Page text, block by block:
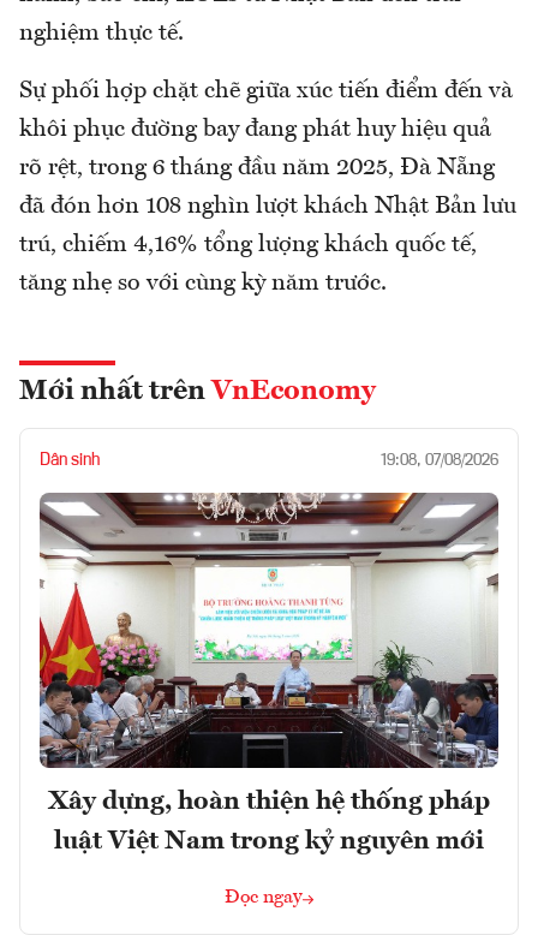
nghiệm thực tế.
Sự phối hợp chặt chẽ giữa xúc tiến điểm đến và
khôi phục đường bay đang phát huy hiệu quả
rõ rệt, trong 6 tháng đầu năm 2025, Đà Nẵng
đã đón hơn 108 nghìn lượt khách Nhật Bản lưu
trú, chiếm 4,16% tổng lượng khách quốc tế,
tăng nhẹ so với cùng kỳ năm trước.
Mới nhất trên VnEconomy
Dân sinh 19:08, 07/08/2026
Xây dựng, hoàn thiện hệ thống pháp
luật Việt Nam trong kỷ nguyên mới
Đọc ngay